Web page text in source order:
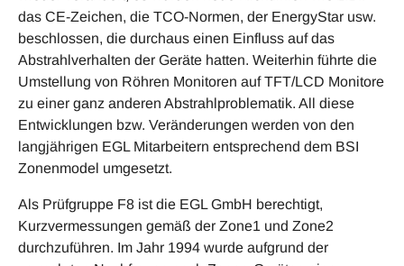
das CE-Zeichen, die TCO-Normen, der EnergyStar usw.
beschlossen, die durchaus einen Einfluss auf das
Abstrahlverhalten der Geräte hatten. Weiterhin führte die
Umstellung von Röhren Monitoren auf TFT/LCD Monitore
zu einer ganz anderen Abstrahlproblematik. All diese
Entwicklungen bzw. Veränderungen werden von den
langjährigen EGL Mitarbeitern entsprechend dem BSI
Zonenmodel umgesetzt.
Als Prüfgruppe F8 ist die EGL GmbH berechtigt,
Kurzvermessungen gemäß der Zone1 und Zone2
durchzuführen. Im Jahr 1994 wurde aufgrund der